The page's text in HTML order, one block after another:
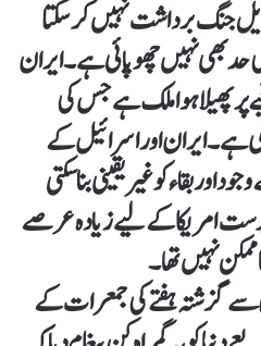
جنگ برداشت نہیں کرسکتا
بھی نہیں چھوپائی ہے۔ ایران
پھیلا ہوا ملک ہے جس کی
ہے۔ ایران اور اسرائیل کے
بقاء کو غیر یقینی بناسکتی
امریکا کے لیے زیادہ عرصے
نہیں تھا۔
گزشتہ ہفتے کی جمعرات کے